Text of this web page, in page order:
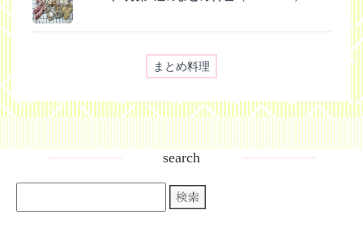
まとめ料理
search